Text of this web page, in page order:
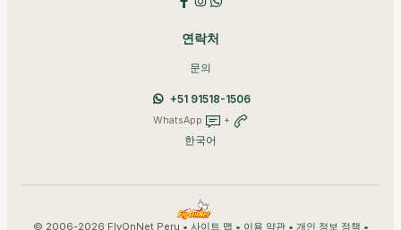
연락처
문의
+51 91518-1506
WhatsApp +
한국어
© 2006-2026 FlyOnNet Peru • 사이트 맵 • 이용 약관• 개인 정보 정책 •